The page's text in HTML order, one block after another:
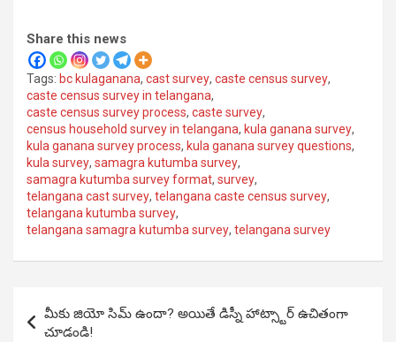
Share this news
Tags: bc kulaganana, cast survey, caste census survey,
caste census survey in telangana,
caste census survey process, caste survey,
census household survey in telangana, kula ganana survey,
kula ganana survey process, kula ganana survey questions,
kula survey, samagra kutumba survey,
samagra kutumba survey format, survey,
telangana cast survey, telangana caste census survey,
telangana kutumba survey,
telangana samagra kutumba survey, telangana survey
navigation
మీకు జియో సిమ్ ఉందా? అయితే డిస్నీ హాట్స్టార్ ఉచితంగా
చూడండి!